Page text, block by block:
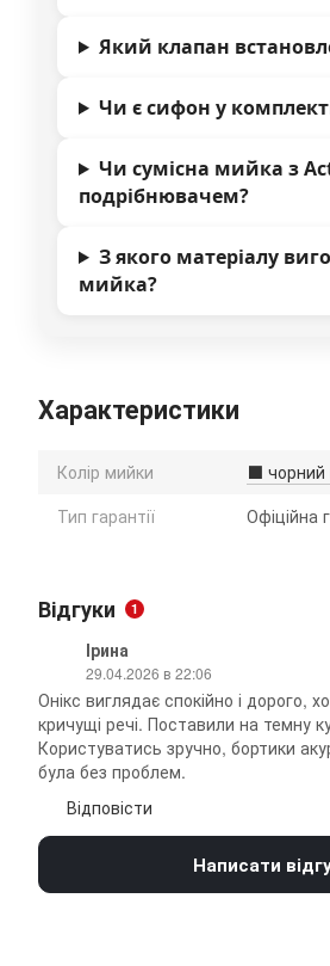
Який клапан
Чи є сифон у
Чи сумісна мийка з
подрібнювачем?
З якого матеріалу
мийка?
Характеристики
Колір мийки
⬛
Тип гарантії
Офіційна
Відгуки 1
Ірина
29.04.2026 в 22:06
Онікс виглядає спокійно і дорого,
кричущі речі. Поставили на темну
Користуватись зручно, бортики
була без проблем.
Відповісти
Написати